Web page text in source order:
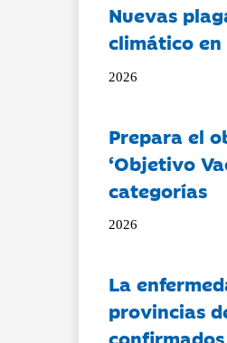
Nuevas
climático
2026
Prepara el
‘Objetivo
categorías
2026
La
provincias